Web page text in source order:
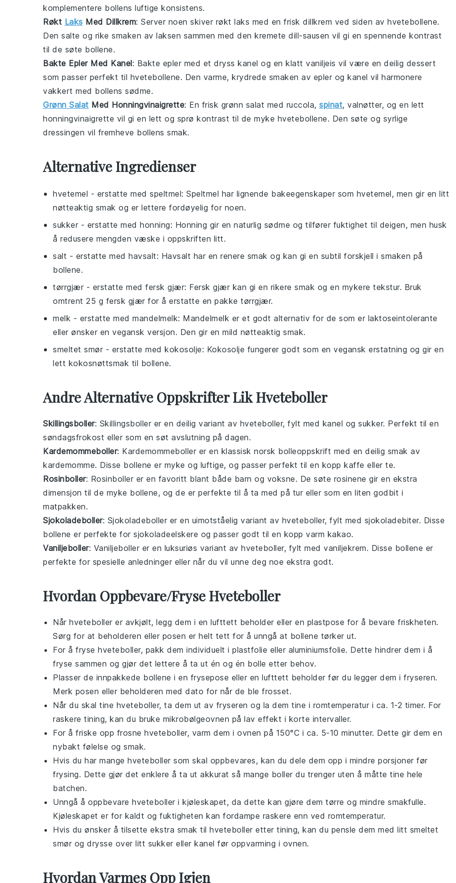
komplementere bollens luftige konsistens.
Røkt Laks Med Dillkrem: Server noen skiver røkt laks med en frisk dillkrem ved siden av hvetebollene.
Den salte og rike smaken av laksen sammen med den kremete dill-sausen vil gi en spennende kontrast
til de søte bollene.
Bakte Epler Med Kanel: Bakte epler med et dryss kanel og en klatt vaniljeis vil være en deilig dessert
som passer perfekt til hvetebollene. Den varme, krydrede smaken av epler og kanel vil harmonere
vakkert med bollens sødme.
Grønn Salat Med Honningvinaigrette: En frisk grønn salat med ruccola, spinat, valnøtter, og en lett
honningvinaigrette vil gi en lett og sprø kontrast til de myke hvetebollene. Den søte og syrlige
dressingen vil fremheve bollens smak.
Alternative Ingredienser
hvetemel - erstatte med speltmel: Speltmel har lignende bakeegenskaper som hvetemel, men gir en litt
nøtteaktig smak og er lettere fordøyelig for noen.
sukker - erstatte med honning: Honning gir en naturlig sødme og tilfører fuktighet til deigen, men husk
å redusere mengden væske i oppskriften litt.
salt - erstatte med havsalt: Havsalt har en renere smak og kan gi en subtil forskjell i smaken på
bollene.
tørrgjær - erstatte med fersk gjær: Fersk gjær kan gi en rikere smak og en mykere tekstur. Bruk
omtrent 25 g fersk gjær for å erstatte en pakke tørrgjær.
melk - erstatte med mandelmelk: Mandelmelk er et godt alternativ for de som er laktoseintolerante
eller ønsker en vegansk versjon. Den gir en mild nøtteaktig smak.
smeltet smør - erstatte med kokosolje: Kokosolje fungerer godt som en vegansk erstatning og gir en
lett kokosnøttsmak til bollene.
Andre Alternative Oppskrifter Lik Hveteboller
Skillingsboller: Skillingsboller er en deilig variant av hveteboller, fylt med kanel og sukker. Perfekt til en
søndagsfrokost eller som en søt avslutning på dagen.
Kardemommeboller: Kardemommeboller er en klassisk norsk bolleoppskrift med en deilig smak av
kardemomme. Disse bollene er myke og luftige, og passer perfekt til en kopp kaffe eller te.
Rosinboller: Rosinboller er en favoritt blant både barn og voksne. De søte rosinene gir en ekstra
dimensjon til de myke bollene, og de er perfekte til å ta med på tur eller som en liten godbit i
matpakken.
Sjokoladeboller: Sjokoladeboller er en uimotståelig variant av hveteboller, fylt med sjokoladebiter. Disse
bollene er perfekte for sjokoladeelskere og passer godt til en kopp varm kakao.
Vaniljeboller: Vaniljeboller er en luksuriøs variant av hveteboller, fylt med vaniljekrem. Disse bollene er
perfekte for spesielle anledninger eller når du vil unne deg noe ekstra godt.
Hvordan Oppbevare/Fryse Hveteboller
Når hveteboller er avkjølt, legg dem i en lufttett beholder eller en plastpose for å bevare friskheten.
Sørg for at beholderen eller posen er helt tett for å unngå at bollene tørker ut.
For å fryse hveteboller, pakk dem individuelt i plastfolie eller aluminiumsfolie. Dette hindrer dem i å
fryse sammen og gjør det lettere å ta ut én og én bolle etter behov.
Plasser de innpakkede bollene i en frysepose eller en lufttett beholder før du legger dem i fryseren.
Merk posen eller beholderen med dato for når de ble frosset.
Når du skal tine hveteboller, ta dem ut av fryseren og la dem tine i romtemperatur i ca. 1-2 timer. For
raskere tining, kan du bruke mikrobølgeovnen på lav effekt i korte intervaller.
For å friske opp frosne hveteboller, varm dem i ovnen på 150°C i ca. 5-10 minutter. Dette gir dem en
nybakt følelse og smak.
Hvis du har mange hveteboller som skal oppbevares, kan du dele dem opp i mindre porsjoner før
frysing. Dette gjør det enklere å ta ut akkurat så mange boller du trenger uten å måtte tine hele
batchen.
Unngå å oppbevare hveteboller i kjøleskapet, da dette kan gjøre dem tørre og mindre smakfulle.
Kjøleskapet er for kaldt og fuktigheten kan fordampe raskere enn ved romtemperatur.
Hvis du ønsker å tilsette ekstra smak til hveteboller etter tining, kan du pensle dem med litt smeltet
smør og drysse over litt sukker eller kanel før oppvarming i ovnen.
Hvordan Varmes Opp Igjen